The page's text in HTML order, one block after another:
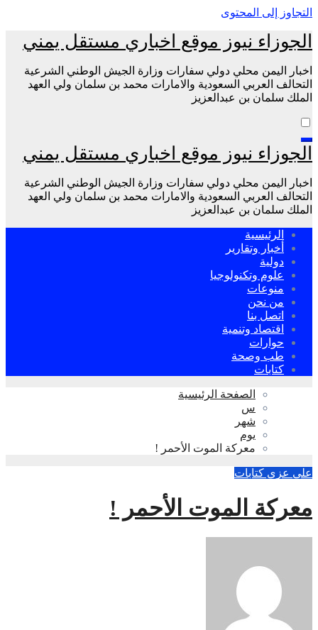
التجاوز إلى المحتوى
الجوزاء نيوز موقع اخباري مستقل يمني
اخبار اليمن محلي دولي سفارات وزارة الجيش الوطني الشرعية
التحالف العربي السعودية والامارات محمد بن سلمان ولي العهد
الملك سلمان بن عبدالعزيز
الجوزاء نيوز موقع اخباري مستقل يمني
اخبار اليمن محلي دولي سفارات وزارة الجيش الوطني الشرعية
التحالف العربي السعودية والامارات محمد بن سلمان ولي العهد
الملك سلمان بن عبدالعزيز
الرئيسية
أخبار وتقارير
دولية
علوم وتكنولوجيا
منوعات
من نحن
اتصل بنا
اقتصاد وتنمية
حوارات
طب وصحة
كتابات
الصفحة الرئيسية
س
شهر
يوم
معركة الموت الأحمر !
علي عزي كتابات
معركة الموت الأحمر !